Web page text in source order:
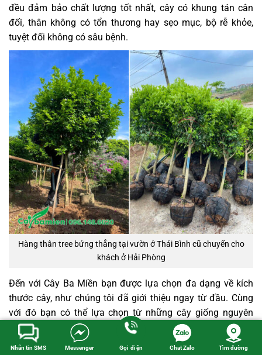
đều đảm bảo chất lượng tốt nhất, cây có khung tán cân
đối, thân không có tổn thương hay sẹo mục, bộ rễ khỏe,
tuyệt đối không có sâu bệnh.
Hàng thân tree bứng thẳng tại vườn ở Thái Bình cũ chuyển cho
khách ở Hải Phòng
Đến với Cây Ba Miền bạn được lựa chọn đa dạng về kích
thước cây, như chúng tôi đã giới thiệu ngay từ đầu. Cùng
với đó bạn có thể lựa chọn từ những cây giống nguyên
bầu, cây trồng từ bé tại vườn, cây đánh thẳng (bứng nóng)
cho đến những cây đã dâm ủ kỹ, dưỡng trong bầu hoặc lên
Tìm đường
Chat Zalo
Gọi điện
Messenger
Nhắn tin SMS